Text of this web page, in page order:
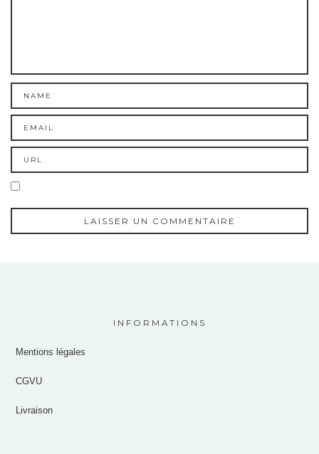
INFORMATIONS
Mentions légales
CGVU
Livraison